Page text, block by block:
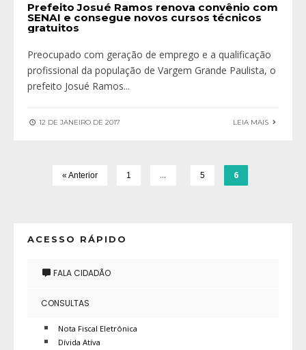
Prefeito Josué Ramos renova convênio com
SENAI e consegue novos cursos técnicos
gratuitos
Preocupado com geração de emprego e a qualificação
profissional da população de Vargem Grande Paulista, o
prefeito Josué Ramos...
12 DE JANEIRO DE 2017 LEIA MAIS
« Anterior 1 … 5 6
ACESSO RÁPIDO
FALA CIDADÃO
CONSULTAS
Nota Fiscal Eletrônica
Dívida Atíva